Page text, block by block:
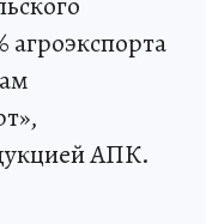
агроэкспорта
АПК.